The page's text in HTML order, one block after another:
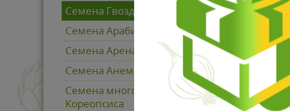
Семена Гвоздики
Семена Арабиса
Семена Аренарии (Песчанка)
Семена Анемоны
Семена многолетнего
Кореопсиса